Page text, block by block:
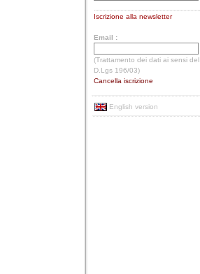
Iscrizione alla newsletter
Email :
(Trattamento dei dati ai sensi del
D.Lgs 196/03)
Cancella iscrizione
English version